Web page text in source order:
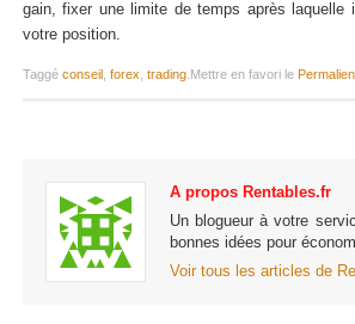
gain, fixer une limite de temps après laquelle
votre position.
Taggé conseil, forex trading. Mettre en favori le
A propos Rentables.fr
Un blogueur à votre
bonnes idées pour
Voir tous les articles de